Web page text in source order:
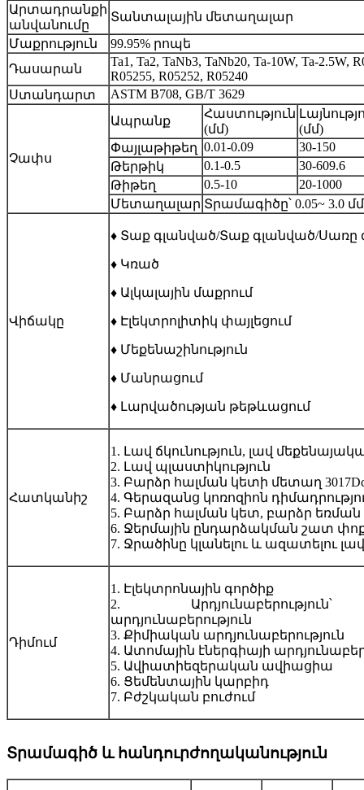
Արտադրանքի
անվանումը
Տանտալային մետաղալար
Մաքրություն
99.95% րոպե
Դասարան
Ta1, Ta2, TaNb3, TaNb20, Ta-10W, Ta-2.5W,
R05255, R05252, R05240
Ստանդարտ
ASTM B708, GB/T 3629
Չափս
Ապրանք
Հաստություն
(մմ)
(մմ)
Փայլաթիթեղ 0.01-0.09
30-150
Թերթիկ
0.1-0.5
30-609.6
Թիթեղ
0.5-10
20-1000
Մետաղալար Տրամագիծը՝ 0.05~ 3.0
Վիճակը
♦ Տաք գլանված/Տաք գլանված/Սառը
♦ Կռած
♦ Ալկալային մաքրում
♦ Էլեկտրոլիտիկ փայլեցում
♦ Մեքենաշինություն
♦ Մանրացում
♦ Լարվածության թեթևացում
Հատկանիշ
1. Լավ ճկունություն, լավ
2. Լավ պլաստիկություն
3. Բարձր հալման կետի մետաղ
4. Գերազանց կոռոզիոն
5. Բարձր հալման կետ, բարձր
6. Ջերմային ընդարձակման շատ
7. Ջրածինը կլանելու և ազատելու
Դիմում
1. Էլեկտրոնային գործիք
2.
արդյունաբերություն
3. Քիմիական արդյունաբերություն
4. Ատոմային էներգիայի
5. Ավիատիեզերական ավիացիա
6. Ցեմենտային կարբիդ
7. Բժշկական բուժում
Տրամագիծ և հանդուրժողականություն